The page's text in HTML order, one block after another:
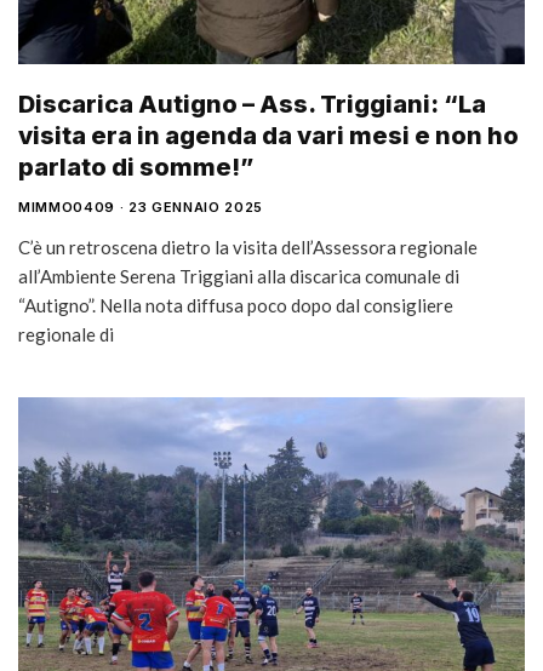
Discarica Autigno – Ass. Triggiani: “La
visita era in agenda da vari mesi e non ho
parlato di somme!”
MIMMO0409 23 GENNAIO 2025
C’è un retroscena dietro la visita dell’Assessora regionale
all’Ambiente Serena Triggiani alla discarica comunale di
“Autigno”. Nella nota diffusa poco dopo dal consigliere
regionale di